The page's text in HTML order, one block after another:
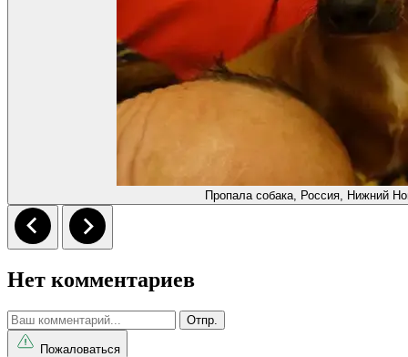
Пропала собака, Россия, Нижний
Нет комментариев
Отпр.
Пожаловаться